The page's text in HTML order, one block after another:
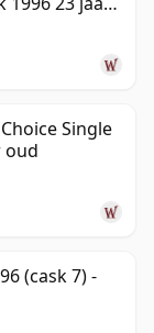
Single
oud
(cask 7) -